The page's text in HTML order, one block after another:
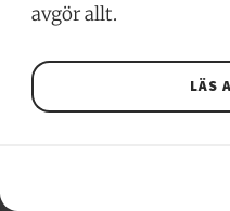
avgör allt.
LÄS